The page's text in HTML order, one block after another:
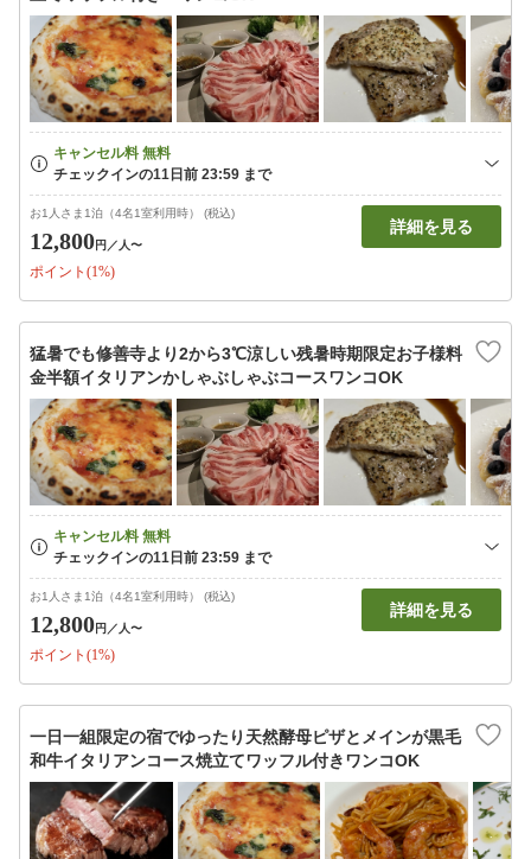
お1人さま1泊（4名1室利用時） (税込)
12,800円 ／人〜
ポイント(1%)
詳細を見る
猛暑でも修善寺より2から3℃涼しい残暑時期限定お子様料
金半額イタリアンかしゃぶしゃぶコースワンコOK
お1人さま1泊（4名1室利用時） (税込)
12,800円 ／人〜
ポイント(1%)
詳細を見る
一日一組限定の宿でゆったり天然酵母ピザとメインが黒毛
和牛イタリアンコース焼立てワッフル付きワンコOK